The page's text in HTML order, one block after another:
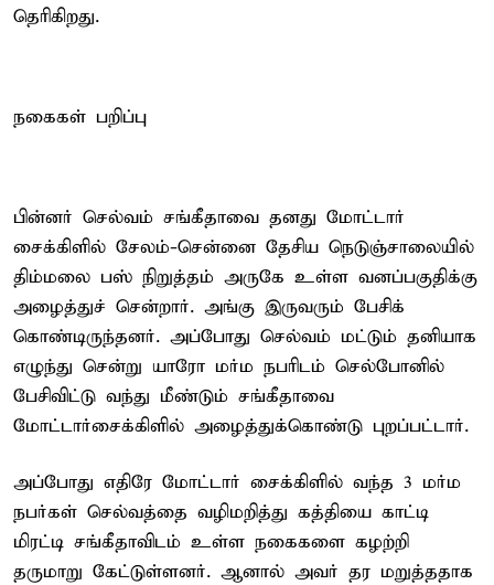
தெரிகிறது.
நகைகள் பறிப்பு
பின்னர் செல்வம் சங்கீதாவை தனது மோட்டார்
சைக்கிளில் சேலம்-சென்னை தேசிய நெடுஞ்சாலையில்
திம்மலை பஸ் நிறுத்தம் அருகே உள்ள வனப்பகுதிக்கு
அழைத்துச் சென்றார். அங்கு இருவரும் பேசிக்
கொண்டிருந்தனர். அப்போது செல்வம் மட்டும் தனியாக
எழுந்து சென்று யாரோ மர்ம நபரிடம் செல்போனில்
பேசிவிட்டு வந்து மீண்டும் சங்கீதாவை
மோட்டார்சைக்கிளில் அழைத்துக்கொண்டு புறப்பட்டார்.
அப்போது எதிரே மோட்டார் சைக்கிளில் வந்த 3 மர்ம
நபர்கள் செல்வத்தை வழிமறித்து கத்தியை காட்டி
மிரட்டி சங்கீதாவிடம் உள்ள நகைகளை கழற்றி
தருமாறு கேட்டுள்ளனர். ஆனால் அவர் தர மறுத்ததாக